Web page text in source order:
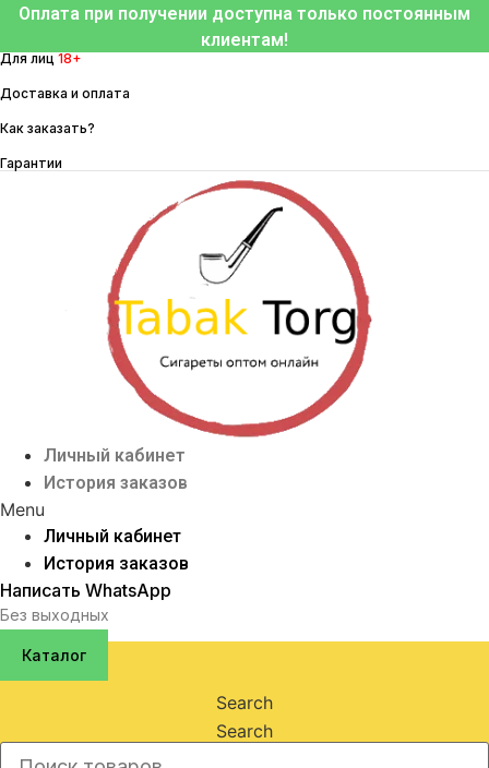
Перейти
содержимому
Оплата при получении доступна только постоянным
клиентам!
Для лиц 18+
Доставка и оплата
Как заказать?
Гарантии
Личный кабинет
История заказов
Menu
Личный кабинет
История заказов
Написать WhatsApp
Без выходных
Каталог
Search
Search